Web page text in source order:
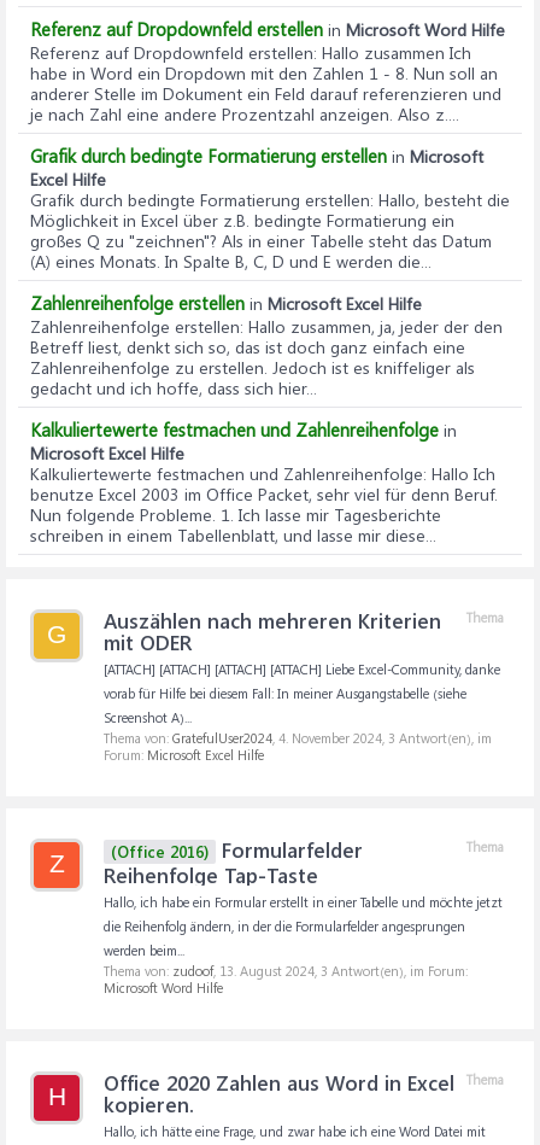
Referenz auf Dropdownfeld erstellen in Microsoft Word Hilfe
Referenz auf Dropdownfeld erstellen: Hallo zusammen Ich
habe in Word ein Dropdown mit den Zahlen 1 - 8. Nun soll an
anderer Stelle im Dokument ein Feld darauf referenzieren und
je nach Zahl eine andere Prozentzahl anzeigen. Also z....
Grafik durch bedingte Formatierung erstellen in Microsoft
Excel Hilfe
Grafik durch bedingte Formatierung erstellen: Hallo, besteht die
Möglichkeit in Excel über z.B. bedingte Formatierung ein
großes Q zu "zeichnen"? Als in einer Tabelle steht das Datum
(A) eines Monats. In Spalte B, C, D und E werden die...
Zahlenreihenfolge erstellen in Microsoft Excel Hilfe
Zahlenreihenfolge erstellen: Hallo zusammen, ja, jeder der den
Betreff liest, denkt sich so, das ist doch ganz einfach eine
Zahlenreihenfolge zu erstellen. Jedoch ist es kniffeliger als
gedacht und ich hoffe, dass sich hier...
Kalkuliertewerte festmachen und Zahlenreihenfolge in
Microsoft Excel Hilfe
Kalkuliertewerte festmachen und Zahlenreihenfolge: Hallo Ich
benutze Excel 2003 im Office Packet, sehr viel für denn Beruf.
Nun folgende Probleme. 1. Ich lasse mir Tagesberichte
schreiben in einem Tabellenblatt, und lasse mir diese...
G
Thema
Auszählen nach mehreren Kriterien
mit ODER
[ATTACH] [ATTACH] [ATTACH] [ATTACH] Liebe Excel-Community, danke
vorab für Hilfe bei diesem Fall: In meiner Ausgangstabelle (siehe
Screenshot A)...
Thema von: GratefulUser2024, 4. November 2024, 3 Antwort(en), im
Forum: Microsoft Excel Hilfe
Z
Thema
(Office 2016)
Formularfelder
Reihenfolge Tap-Taste
Hallo, ich habe ein Formular erstellt in einer Tabelle und möchte jetzt
die Reihenfolg ändern, in der die Formularfelder angesprungen
werden beim...
Thema von: zudoof, 13. August 2024, 3 Antwort(en), im Forum:
Microsoft Word Hilfe
H
Thema
Office 2020 Zahlen aus Word in Excel
kopieren.
Hallo, ich hätte eine Frage, und zwar habe ich eine Word Datei mit